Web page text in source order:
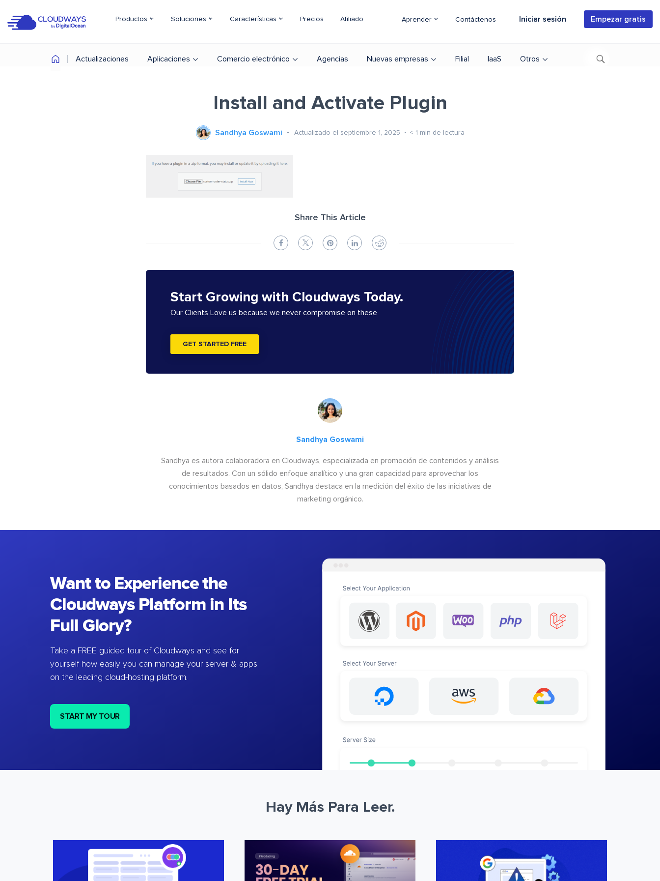
Productos Soluciones Características Precios Afiliado Aprender Contáctenos Iniciar sesión Empezar gratis
Actualizaciones Aplicaciones Comercio electrónico Agencias Nuevas empresas Filial IaaS Otros
Install and Activate Plugin
Sandhya Goswami Actualizado el septiembre 1, 2025 < 1 min de lectura
Share This Article
Start Growing with Cloudways Today.
Our Clients Love us because we never compromise on these
GET STARTED FREE
Sandhya Goswami
Sandhya es autora colaboradora en Cloudways, especializada en promoción de contenidos y análisis
de resultados. Con un sólido enfoque analítico y una gran capacidad para aprovechar los
conocimientos basados en datos, Sandhya destaca en la medición del éxito de las iniciativas de
marketing orgánico.
Want to Experience the
Cloudways Platform in Its
Full Glory?
Take a FREE guided tour of Cloudways and see for
yourself how easily you can manage your server & apps
on the leading cloud-hosting platform.
START MY TOUR
Hay Más Para Leer.